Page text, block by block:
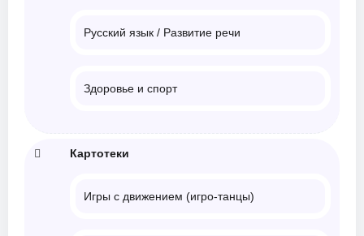
Русский язык / Развитие речи
Здоровье и спорт
Картотеки
Игры с движением (игро-танцы)